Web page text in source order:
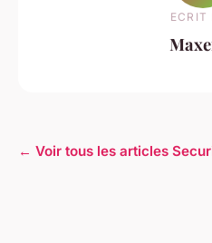
ECRIT
← Voir tous les articles